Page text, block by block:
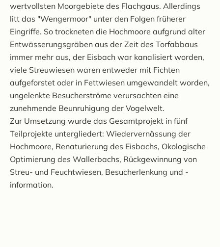
wertvollsten Moorgebiete des Flachgaus. Allerdings
litt das "Wengermoor" unter den Folgen früherer
Eingriffe. So trockneten die Hochmoore aufgrund alter
Entwässerungsgräben aus der Zeit des Torfabbaus
immer mehr aus, der Eisbach war kanalisiert worden,
viele Streuwiesen waren entweder mit Fichten
aufgeforstet oder in Fettwiesen umgewandelt worden,
ungelenkte Besucherströme verursachten eine
zunehmende Beunruhigung der Vogelwelt.
Zur Umsetzung wurde das Gesamtprojekt in fünf
Teilprojekte untergliedert: Wiedervernässung der
Hochmoore, Renaturierung des Eisbachs, Okologische
Optimierung des Wallerbachs, Rückgewinnung von
Streu- und Feuchtwiesen, Besucherlenkung und -
information.